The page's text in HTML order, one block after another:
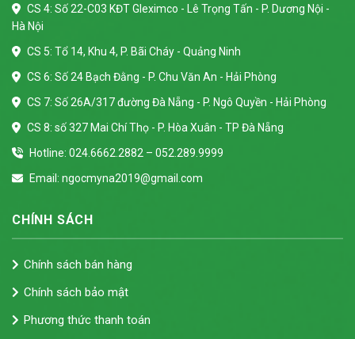
CS 4: Số 22-C03 KĐT Gleximco - Lê Trọng Tấn - P. Dương Nội -
Hà Nội
CS 5: Tổ 14, Khu 4, P. Bãi Cháy - Quảng Ninh
CS 6: Số 24 Bạch Đằng - P. Chu Văn An - Hải Phòng
CS 7: Số 26A/317 đường Đà Nẵng - P. Ngô Quyền - Hải Phòng
CS 8: số 327 Mai Chí Thọ - P. Hòa Xuân - TP Đà Nẵng
Hotline: 024.6662.2882 – 052.289.9999
Email: ngocmyna2019@gmail.com
CHÍNH SÁCH
Chính sách bán hàng
Chính sách bảo mật
Phương thức thanh toán